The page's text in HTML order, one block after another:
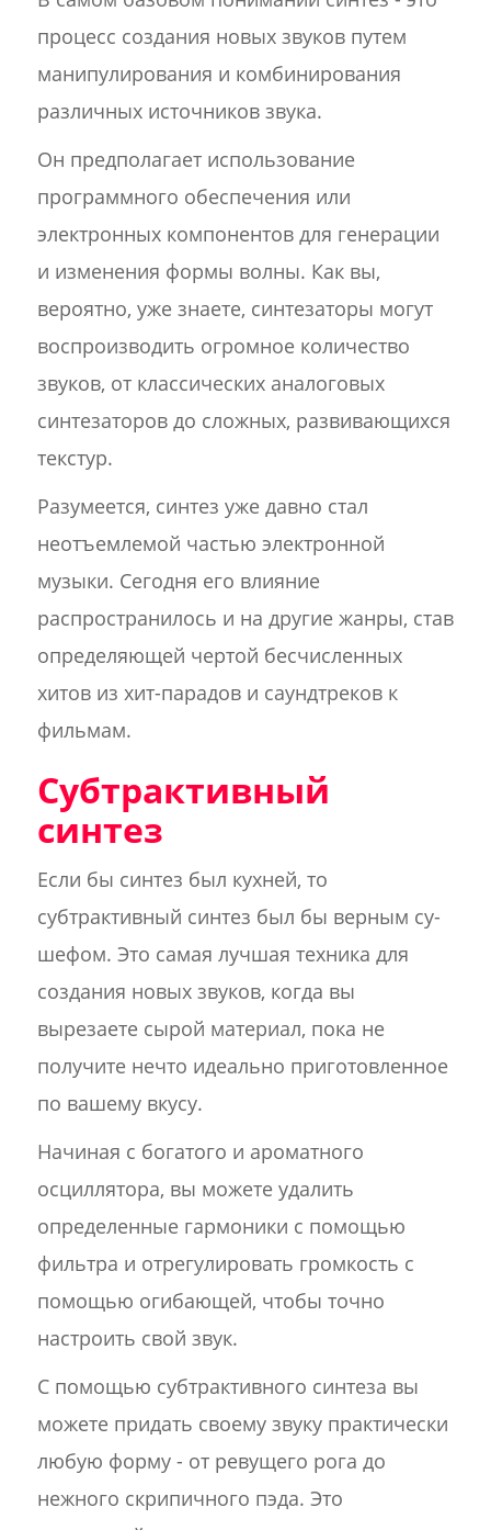
процесс создания новых звуков путем
манипулирования и комбинирования
различных источников звука.
Он предполагает использование
программного обеспечения или
электронных компонентов для генерации
и изменения формы волны. Как вы,
вероятно, уже знаете, синтезаторы могут
воспроизводить огромное количество
звуков, от классических аналоговых
синтезаторов до сложных, развивающихся
текстур.
Разумеется, синтез уже давно стал
неотъемлемой частью электронной
музыки. Сегодня его влияние
распространилось и на другие жанры, став
определяющей чертой бесчисленных
хитов из хит-парадов и саундтреков к
фильмам.
Субтрактивный
синтез
Если бы синтез был кухней, то
субтрактивный синтез был бы верным су-
шефом. Это самая лучшая техника для
создания новых звуков, когда вы
вырезаете сырой материал, пока не
получите нечто идеально приготовленное
по вашему вкусу.
Начиная с богатого и ароматного
осциллятора, вы можете удалить
определенные гармоники с помощью
фильтра и отрегулировать громкость с
помощью огибающей, чтобы точно
настроить свой звук.
С помощью субтрактивного синтеза вы
можете придать своему звуку практически
любую форму - от ревущего рога до
нежного скрипичного пэда. Это